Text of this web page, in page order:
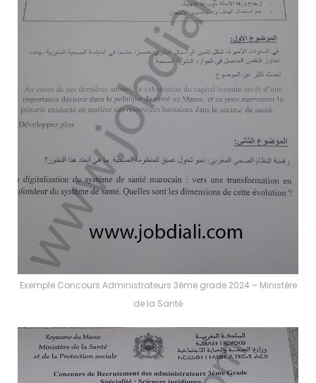
Exemple Concours Administrateurs 3ème grade 2024 – Ministère
de la Santé